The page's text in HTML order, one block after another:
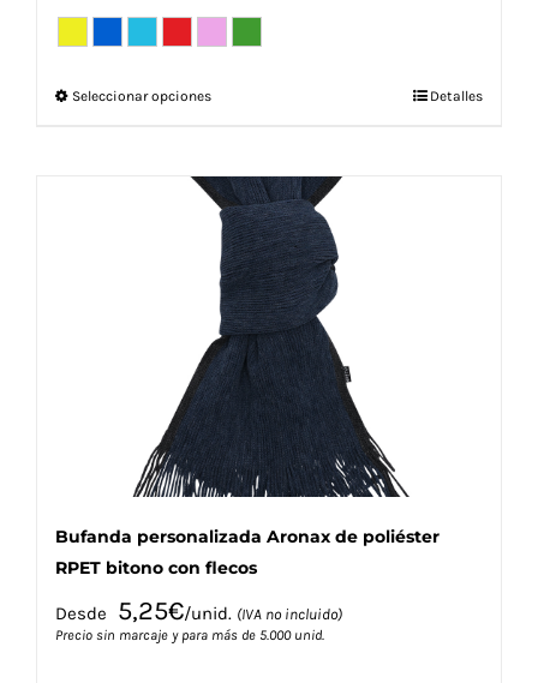
Seleccionar opcionesEste
múltiples
variantes.
Las
opciones
se
pueden
elegir
en
la
página
de
producto
Detalles
Bufanda personalizada Aronax de poliéster
RPET bitono con flecos
Desde 5,25€/unid. (IVA no incluido)
Precio sin marcaje y para más de 5.000 unid.